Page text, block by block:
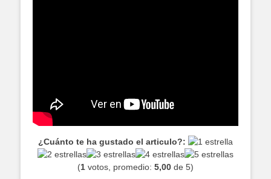
¿Cuánto te ha gustado el articulo?:
(1 votos, promedio: 5,00 de 5)